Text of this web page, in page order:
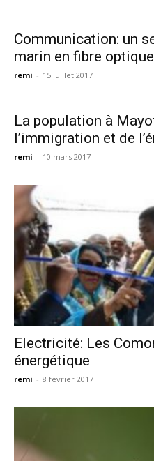
Communication: un
marin en fibre
remi - 15 juillet 2017
La population à
l’immigration et de
remi - 10 mars 2017
Electricité: Les
énergétique
remi - 8 février 2017